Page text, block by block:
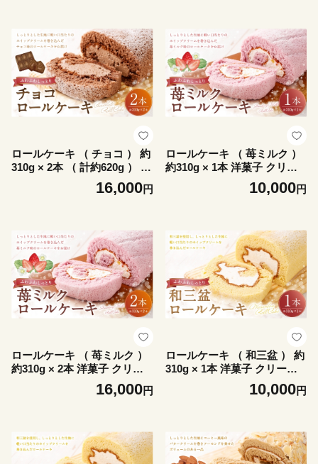
ロールケーキ （ チョコ ） 約
310g × 2本 （ 計約620g ） 洋
菓子 クリーム デザート お菓
子 菓子 おかし 焼菓子 ケーキ
16,000円
ロールケーキ （ 苺ミルク ）
約310g × 1本 洋菓子 クリー
ム デザート お菓子 菓子 おか
し 焼菓子 ケーキ イチゴ 苺
10,000円
ロールケーキ （ 苺ミルク ）
約310g × 2本 洋菓子 クリー
ム デザート お菓子 菓子 おか
し 焼菓子 ケーキ イチゴ 苺
16,000円
ロールケーキ （ 和三盆 ） 約
310g × 1本 洋菓子 クリーム
デザート お菓子 菓子 おかし
10,000円